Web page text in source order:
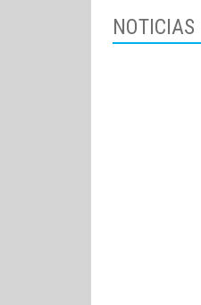
NOTICIAS